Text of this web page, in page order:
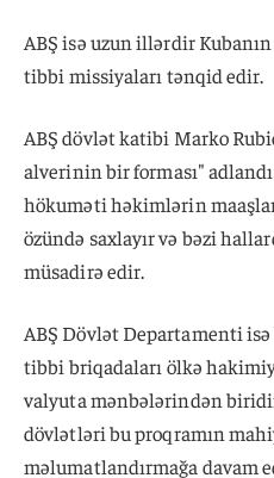
ABŞ isə uzun illərdir
tibbi missiyaları tənqid edir.
ABŞ dövlət katibi Marko
alverinin bir forması"
hökuməti həkimlərin
özündə saxlayır və bəzi
müsadirə edir.
ABŞ Dövlət Departamenti
tibbi briqadaları ölkə
valyuta mənbələrindən
dövlətləri bu proqramın
məlumatlandırmağa davam